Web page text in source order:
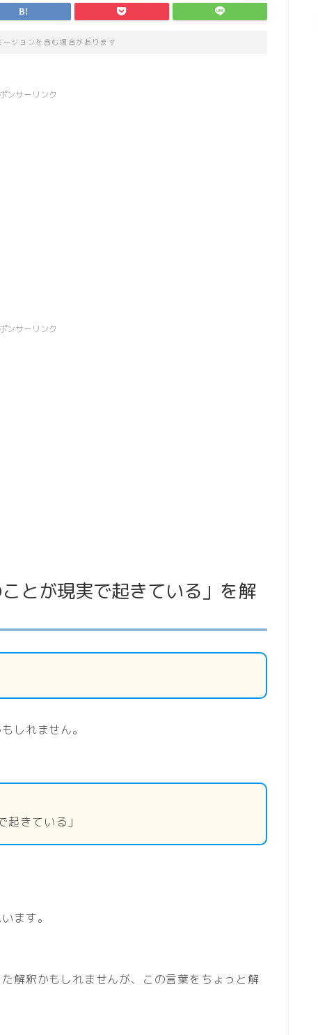
ションを含む場合があります
ンサーリンク
ンサーリンク
とが現実で起きている」を解
しれません。
きている」
ます。
解釈かもしれませんが、この言葉をちょっと解